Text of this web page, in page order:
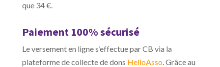
que 34 €.
Paiement 100% sécurisé
Le versement en ligne s’effectue par CB via la
plateforme de collecte de dons HelloAsso. Grâce au